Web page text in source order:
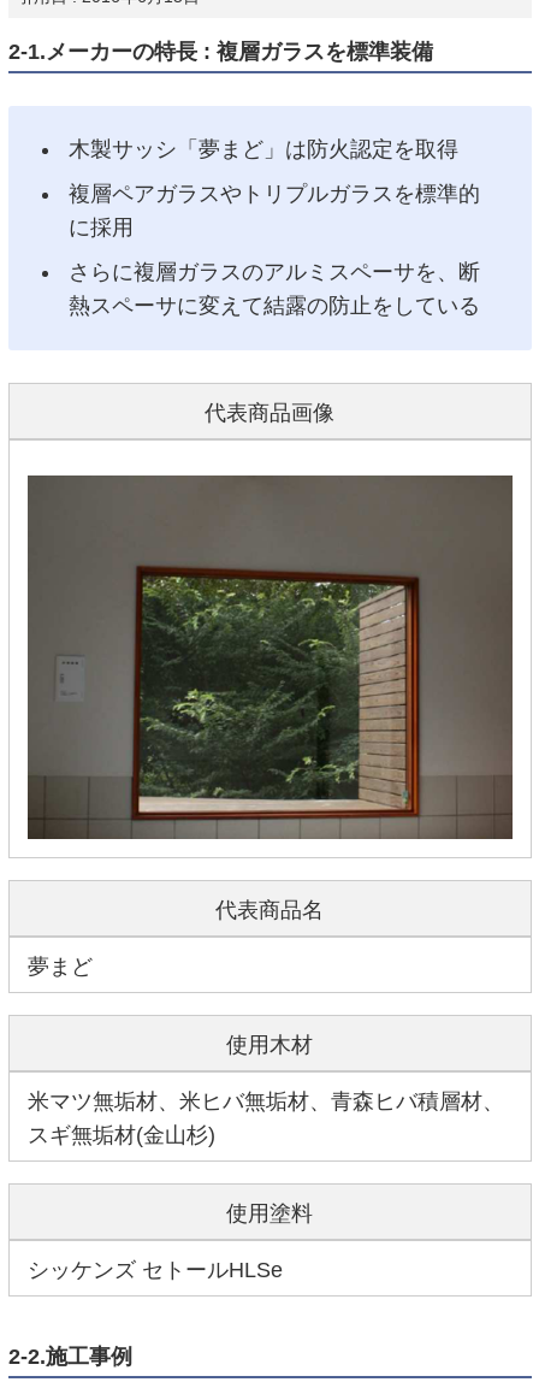
2-1.メーカーの特長 : 複層ガラスを標準装備
木製サッシ「夢まど」は防火認定を取得
複層ペアガラスやトリプルガラスを標準的
に採用
さらに複層ガラスのアルミスペーサを、断
熱スペーサに変えて結露の防止をしている
代表商品画像
代表商品名
夢まど
使用木材
米マツ無垢材、米ヒバ無垢材、青森ヒバ積層材、
スギ無垢材(金山杉)
使用塗料
シッケンズ セトールHLSe
2-2.施工事例